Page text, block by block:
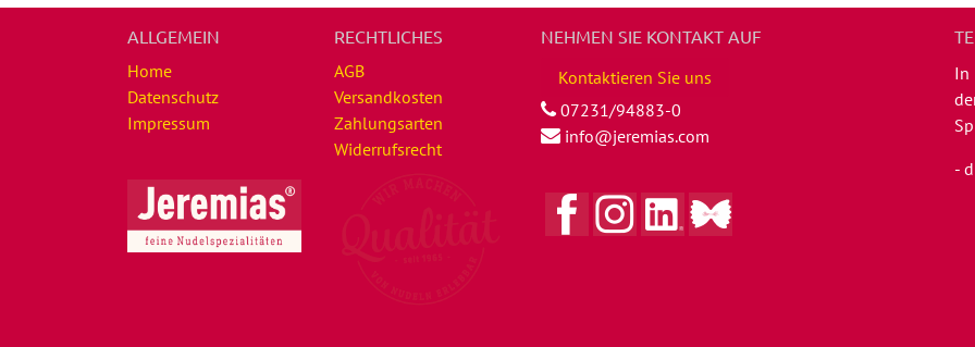
ALLGEMEIN
Home
Datenschutz
Impressum
RECHTLICHES
AGB
Versandkosten
Zahlungsarten
Widerrufsrecht
NEHMEN SIE KONTAKT AUF
Kontaktieren Sie uns
07231/94883-0
info@jeremias.com
In
-